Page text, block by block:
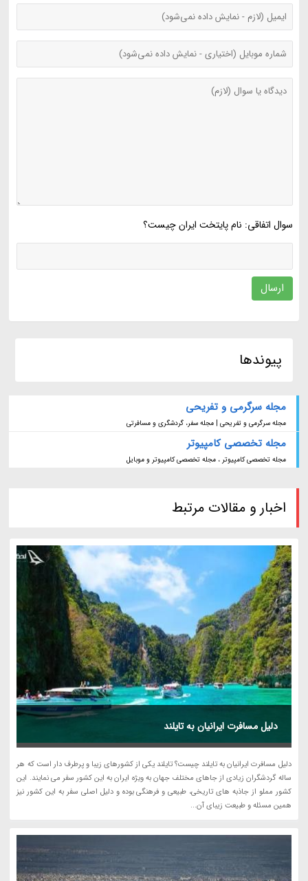
سوال اتفاقی: نام پایتخت ایران چیست؟
ارسال
پیوندها
مجله سرگرمی و تفریحی
مجله سرگرمی و تفریحی | مجله سفر، گردشگری و مسافرتی
مجله تخصصی کامپیوتر
مجله تخصصی کامپیوتر ، مجله تخصصی کامپیوتر و موبایل
اخبار و مقالات مرتبط
دلیل مسافرت ایرانیان به تایلند
دلیل مسافرت ایرانیان به تایلند چیست؟ تایلند یکی از کشورهای زیبا و پرطرف دار است که هر
ساله گردشگران زیادی از جاهای مختلف جهان به ویژه ایران به این کشور سفر می نمایند. این
کشور مملو از جاذبه های تاریخی، طبیعی و فرهنگی بوده و دلیل اصلی سفر به این کشور نیز
همین مسئله و طبیعت زیبای آن...